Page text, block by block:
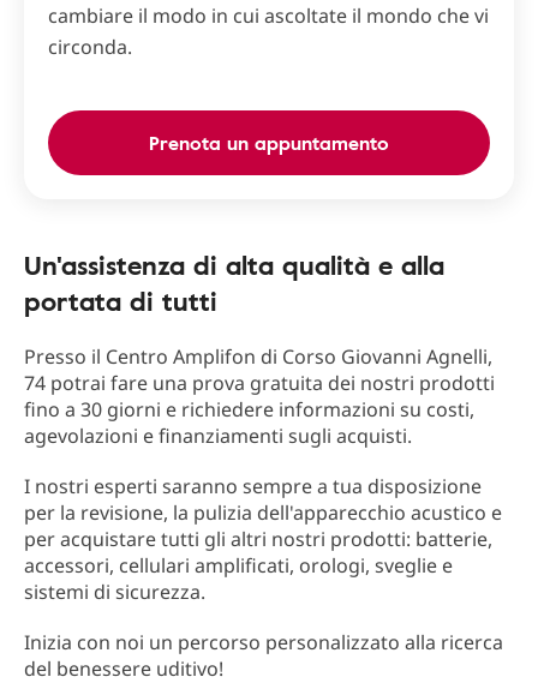
cambiare il modo in cui ascoltate il mondo che vi
circonda.
Prenota un appuntamento
Un'assistenza di alta qualità e alla
portata di tutti
Presso il Centro Amplifon di Corso Giovanni Agnelli,
74 potrai fare una prova gratuita dei nostri prodotti
fino a 30 giorni e richiedere informazioni su costi,
agevolazioni e finanziamenti sugli acquisti.
I nostri esperti saranno sempre a tua disposizione
per la revisione, la pulizia dell'apparecchio acustico e
per acquistare tutti gli altri nostri prodotti: batterie,
accessori, cellulari amplificati, orologi, sveglie e
sistemi di sicurezza.
Inizia con noi un percorso personalizzato alla ricerca
del benessere uditivo!